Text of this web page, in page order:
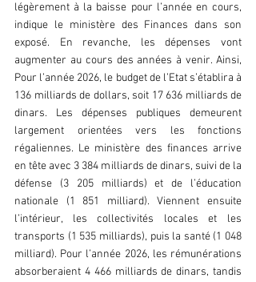
légèrement à la baisse pour l’année en cours,
indique le ministère des Finances dans son
exposé. En revanche, les dépenses vont
augmenter au cours des années à venir. Ainsi,
Pour l’année 2026, le budget de l’Etat s’établira à
136 milliards de dollars, soit 17 636 milliards de
dinars. Les dépenses publiques demeurent
largement orientées vers les fonctions
régaliennes. Le ministère des finances arrive
en tête avec 3 384 milliards de dinars, suivi de la
défense (3 205 milliards) et de l’éducation
nationale (1 851 milliard). Viennent ensuite
l’intérieur, les collectivités locales et les
transports (1 535 milliards), puis la santé (1 048
milliard). Pour l’année 2026, les rémunérations
absorberaient 4 466 milliards de dinars, tandis